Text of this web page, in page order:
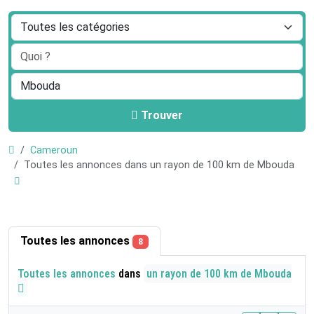
Trouver
Cameroun
Toutes les annonces dans un rayon de 100 km de Mbouda
Toutes les annonces 8
Toutes les annonces dans un rayon de 100 km de Mbouda